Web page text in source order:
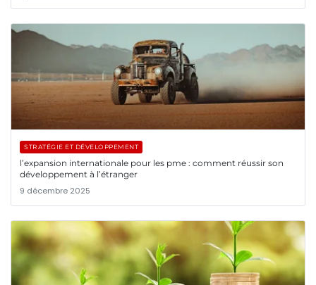
STRATÉGIE ET DÉVELOPPEMENT
l’expansion internationale pour les pme : comment réussir son
développement à l’étranger
9 décembre 2025